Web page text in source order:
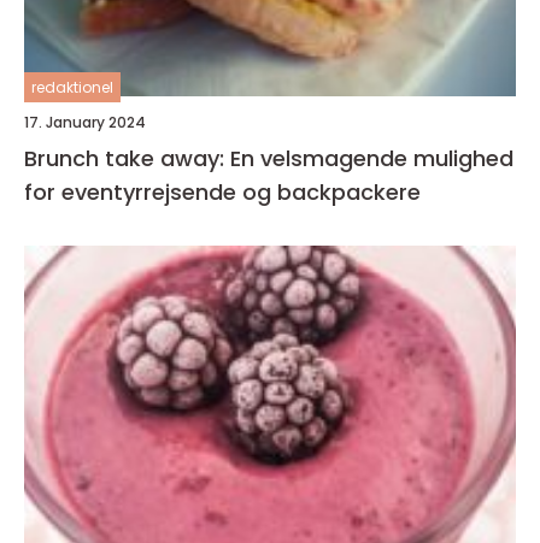
redaktionel
17. January 2024
Brunch take away: En velsmagende mulighed
for eventyrrejsende og backpackere